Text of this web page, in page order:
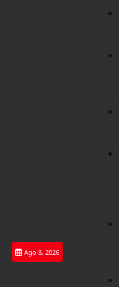
Ago 8, 2026